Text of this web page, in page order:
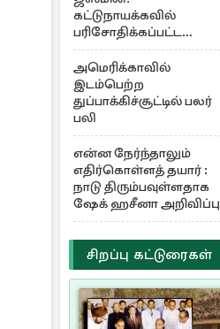
கட்டுநாயக்கவில்
பரிசோதிக்கப்பட்ட
CCTVவில்
வெளிச்சத்துக்கு வந்த
தகவல்
அமெரிக்காவில்
இடம்பெற்ற
துப்பாக்கிச்சூட்டில் பலர்
பலி
என்ன நேர்ந்தாலும்
எதிர்கொள்ளத் தயார் :
நாடு திரும்பவுள்ளதாக
ஷேக் ஹசீனா அறிவிப்பு
சிறப்பு கட்டுரைகள்